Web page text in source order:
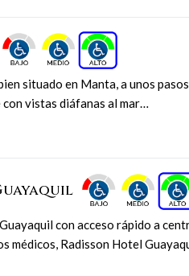
situado en Manta, a unos
vistas diáfanas al mar…
con acceso rápido a
médicos, Radisson Hotel